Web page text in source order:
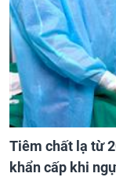
Tiêm chất lạ từ
khẩn cấp khi